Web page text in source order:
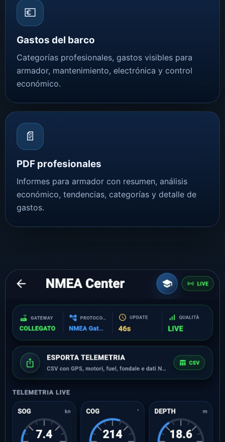
💶
Gastos del barco
Categorías profesionales, gastos visibles para
armador, mantenimiento, electrónica y control
económico.
📄
PDF profesionales
Informes para armador con resumen, análisis
económico, tendencias, categorías y detalle de
gastos.